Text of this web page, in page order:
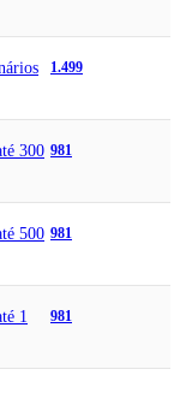
1.499
300 981
500 981
1
981